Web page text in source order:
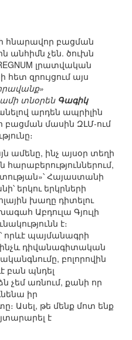
հնարավոր բացման
անհիմն չեն. ծուխն
լրատվական
զրույցում այս
տնօրեն Գագիկ
արդեն ապրիլին
բացման մասին ԶԼՄ-ում
ամենը, ինչ այսօր տեղի
հարաբերություններում,
Հայաստանի
երկու երկրների
խաղը դիտելու
Աբդուլա Գյուլի
է։
պայմանագրի
դիվանագիտական
բոլորովին
բան պնդել
չեմ առնում, քանի որ
իր
Ասել, թե մենք մոտ ենք
է